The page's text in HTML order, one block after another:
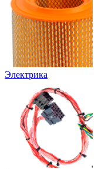
Электрика